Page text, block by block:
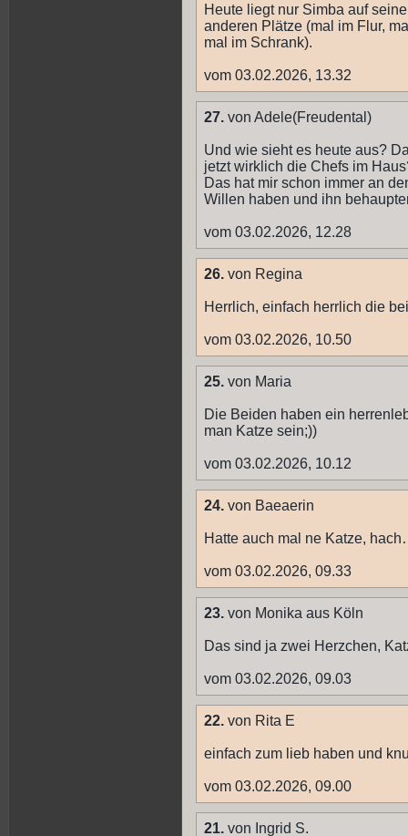
Heute liegt nur Simba auf
anderen Plätze (mal im Flur,
mal im Schrank).
vom 03.02.2026, 13.32
27. von Adele(Freudental)
Und wie sieht es heute aus?
jetzt wirklich die Chefs im
Das hat mir schon immer an
Willen haben und ihn
vom 03.02.2026, 12.28
26. von Regina
Herrlich, einfach herrlich die
vom 03.02.2026, 10.50
25. von Maria
Die Beiden haben ein
man Katze sein;))
vom 03.02.2026, 10.12
24. von Baeaerin
Hatte auch mal ne Katze,
vom 03.02.2026, 09.33
23. von Monika aus Köln
Das sind ja zwei Herzchen,
vom 03.02.2026, 09.03
22. von Rita E
einfach zum lieb haben und
vom 03.02.2026, 09.00
21. von Ingrid S.